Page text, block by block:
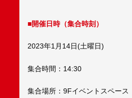
■開催日時（集合時刻）
2023年1月14日(土曜日)
集合時間：14:30
集合場所：9Fイベントスペース